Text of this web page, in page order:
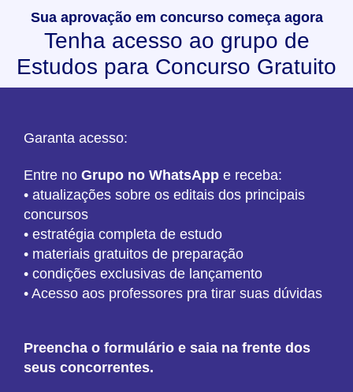
Sua aprovação em concurso começa agora
Tenha acesso ao grupo de
Estudos para Concurso Gratuito
Garanta acesso:
Entre no Grupo no WhatsApp e receba:
• atualizações sobre os editais dos principais
concursos
• estratégia completa de estudo
• materiais gratuitos de preparação
• condições exclusivas de lançamento
• Acesso aos professores pra tirar suas dúvidas
Preencha o formulário e saia na frente dos
seus concorrentes.